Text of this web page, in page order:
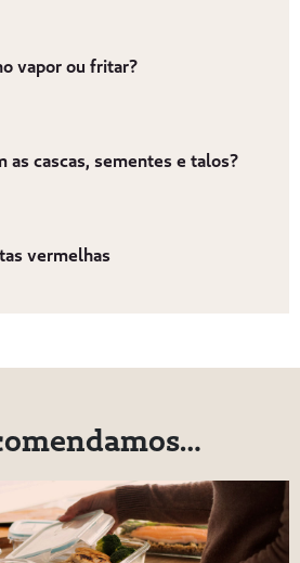
vapor ou fritar?
as cascas, sementes e talos?
vermelhas